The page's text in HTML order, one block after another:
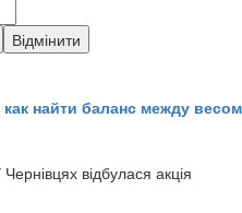
найти баланс между весом
відбулася акція